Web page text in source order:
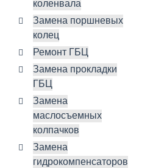
коленвала
Замена поршневых
колец
Ремонт ГБЦ
Замена прокладки
ГБЦ
Замена
маслосъемных
колпачков
Замена
гидрокомпенсаторов